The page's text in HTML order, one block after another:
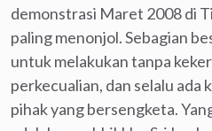
demonstrasi Maret 2008 di
paling menonjol. Sebagian
untuk melakukan tanpa
perkecualian, dan selalu ada
pihak yang bersengketa.